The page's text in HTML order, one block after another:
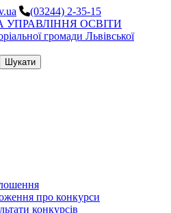
(03244) 2-35-15
про конкурси
конкурсів